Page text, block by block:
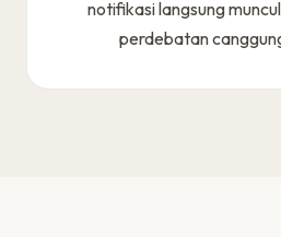
notifikasi langsung
perdebatan